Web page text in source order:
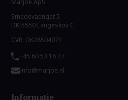
Marjoe ApS
Smedevaenget 5
DK-5550 Langeskov C
CVR: DK28504071
+45 60 53 18 27
info@marjoe.nl
Informatie